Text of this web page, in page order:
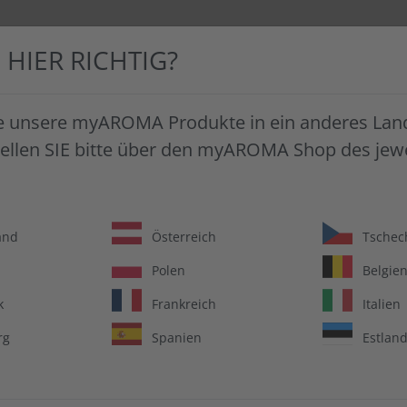
RICHTIG?
unsere myAROMA Produkte in ein anderes
SIE bitte über den myAROMA Shop des
Österreich
Polen
Belgien
Frankreich
Italien
Spanien
Estland
SAG
Entdecke eine
Zum Backen,